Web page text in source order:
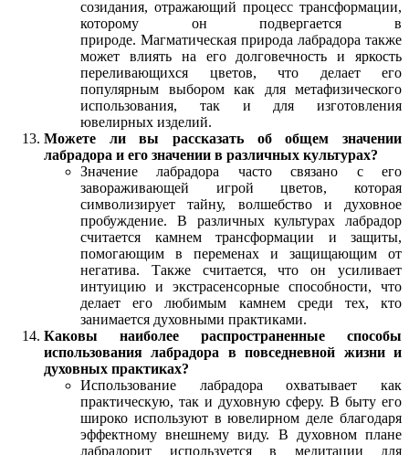
созидания, отражающий процесс трансформации,
которому он подвергается в
природе. Магматическая природа лабрадора также
может влиять на его долговечность и яркость
переливающихся цветов, что делает его
популярным выбором как для метафизического
использования, так и для изготовления
ювелирных изделий.
Можете ли вы рассказать об общем значении
лабрадора и его значении в различных культурах?
Значение лабрадора часто связано с его
завораживающей игрой цветов, которая
символизирует тайну, волшебство и духовное
пробуждение. В различных культурах лабрадор
считается камнем трансформации и защиты,
помогающим в переменах и защищающим от
негатива. Также считается, что он усиливает
интуицию и экстрасенсорные способности, что
делает его любимым камнем среди тех, кто
занимается духовными практиками.
Каковы наиболее распространенные способы
использования лабрадора в повседневной жизни и
духовных практиках?
Использование лабрадора охватывает как
практическую, так и духовную сферу. В быту его
широко используют в ювелирном деле благодаря
эффектному внешнему виду. В духовном плане
лабрадорит используется в медитации для